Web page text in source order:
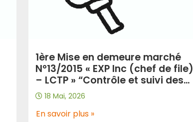
1ère Mise en demeure marché
N°13/2015 « EXP Inc (chef de file)
– LCTP » “Contrôle et suivi des
travaux de réalisation de la
liaison autoroutière reliant le
port de Ténès à l’AEO sur 54 Km
18 Mai, 2026
En savoir plus »